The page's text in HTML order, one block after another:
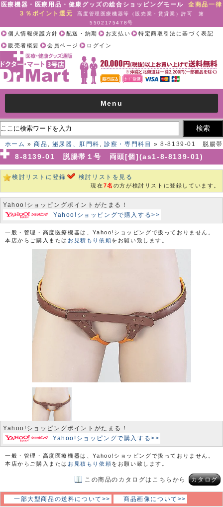
医療機器・医療用品・健康グッズの総合ショッピングモール全商品一律
３％ポイント還元
高度管理医療機器等（販売業・賃貸業）許可 第
5502175478号
個人情報保護方針 配送・納期 お支払い
特定商取引法に基づく表記
販売者概要
会員ページ ログイン
Menu
ホーム »商品 , 泌尿器、肛門科 ,診察・専門科目
» 8-8139-01 脱腸帯
１号 両頭[個](as1-8-8139-01)
8-8139-01 脱腸帯１号 両頭[個](as1-8-8139-01)
検討リストに登録 検討リストを見る
現在7名 の方が検討リストに登録しています。
Yahoo!ショッピングポイントがたまる！
Yahoo!ショッピングで購入する>>
一般・管理・高度医療機器は、Yahoo!ショッピングで扱っておりません。
本店からご購入または お見積もり依頼をお願い致します。
Yahoo!ショッピングポイントがたまる！
Yahoo!ショッピングで購入する>>
一般・管理・高度医療機器は、Yahoo!ショッピングで扱っておりません。
本店からご購入または お見積もり依頼をお願い致します。
この商品のカタログはこちらから カタログ
一部大型商品の送料について>> 商品画像について>>